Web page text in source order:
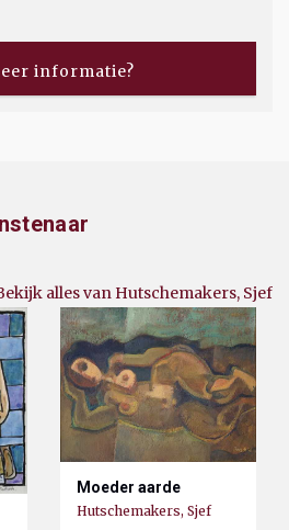
informatie?
alles van Hutschemakers, Sjef
Moeder aarde
Hutschemakers, Sjef